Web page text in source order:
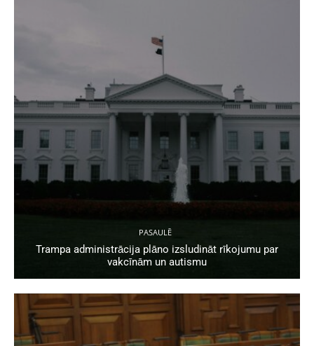
PASAULĒ
Trampa administrācija plāno izsludināt rīkojumu par
vakcīnām un autismu